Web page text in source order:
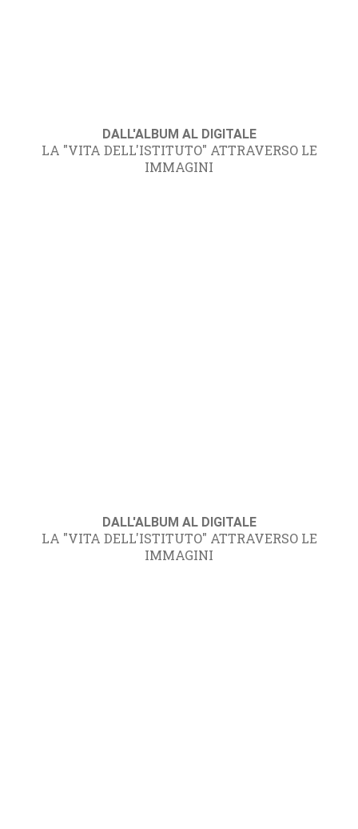
DALL'ALBUM AL DIGITALE
LA "VITA DELL'ISTITUTO" ATTRAVERSO LE
IMMAGINI
DALL'ALBUM AL DIGITALE
LA "VITA DELL'ISTITUTO" ATTRAVERSO LE
IMMAGINI